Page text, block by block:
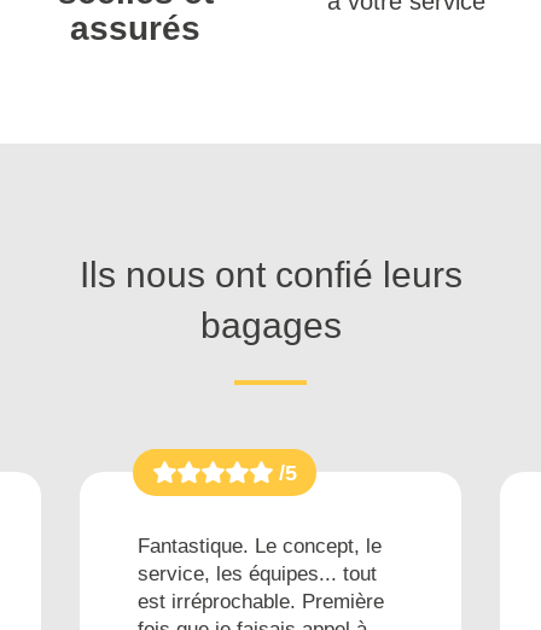
assurés
Ils nous ont confié leurs
bagages
/5
Fantastique. Le concept, le
service, les équipes... tout
est irréprochable. Première